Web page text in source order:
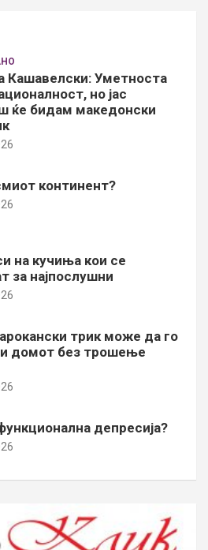
Кашавелски: Уметноста
но јас
ќе бидам македонски
континент?
на кучиња кои се
за најпослушни
трик може да го
домот без трошење
депресија?